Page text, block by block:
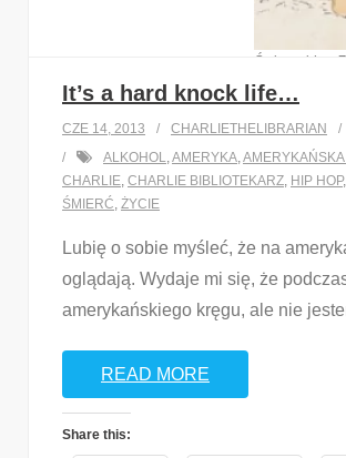
Światowid ze
Dobry wieczór kochani. Piszę do
została dotrzymana. Może
lubię sobie skrobać tutaj te marne
…
READ MORE
Share this:
Twitter
It’s a hard knock life…
CZE 14, 2013 CHARLIETHELIBRARIAN
ALKOHOL,AMERYKA,
CHARLIE, CHARLIE BIBLIOTEKARZ, HIP HOP,
ŚMIERĆ, ŻYCIE
Lubię o sobie myśleć, że na
oglądają. Wydaje mi się, że
amerykańskiego kręgu, ale nie
READ MORE
Share this: